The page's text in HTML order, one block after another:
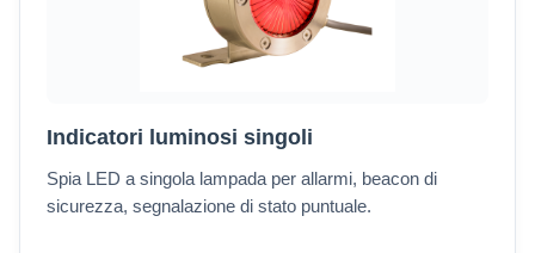
Indicatori luminosi singoli
Spia LED a singola lampada per allarmi, beacon di
sicurezza, segnalazione di stato puntuale.